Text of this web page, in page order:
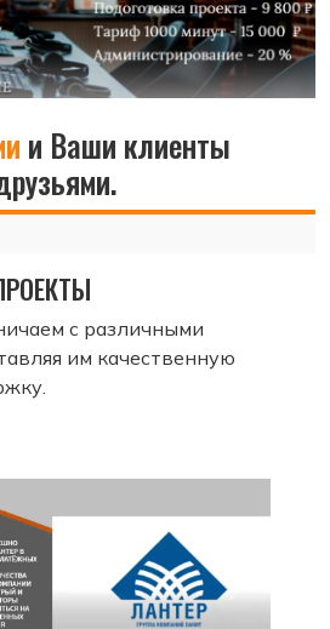
и Ваши клиенты
с различными
им качественную
Вперед